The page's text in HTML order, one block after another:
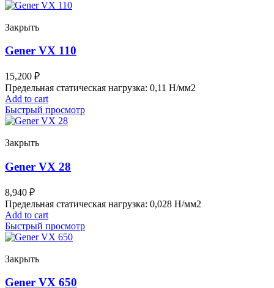
Закрыть
Gener VX 110
15,200 ₽
Предельная статическая нагрузка: 0,11 Н/мм2
Add to cart
Быстрый просмотр
Закрыть
Gener VX 28
8,940 ₽
Предельная статическая нагрузка: 0,028 Н/мм2
Add to cart
Быстрый просмотр
Закрыть
Gener VX 650